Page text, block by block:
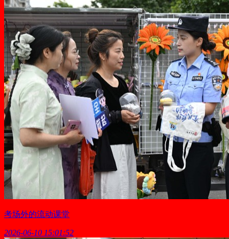
考场外的流动课堂
2026-06-10 15:01:52